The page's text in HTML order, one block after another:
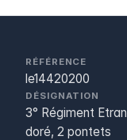
RÉFÉRENCE
le14420200
DÉSIGNATION
3° Régiment
doré, 2 pontets